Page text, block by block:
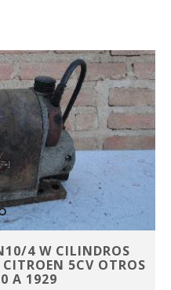
4 W CILINDROS
5CV OTROS
A 1929